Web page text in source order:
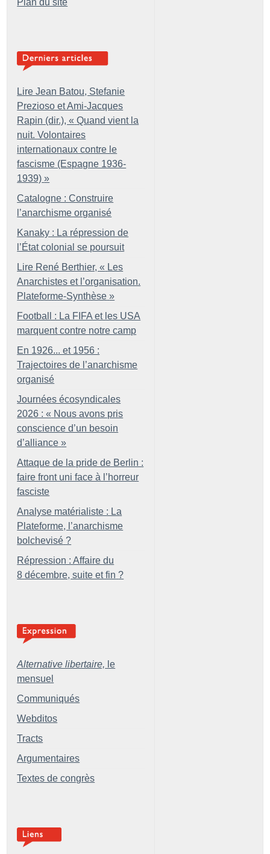
Plan du site
Lire Jean Batou, Stefanie
Prezioso et Ami-Jacques
Rapin (dir.), « Quand vient la
nuit. Volontaires
internationaux contre le
fascisme (Espagne 1936-
1939) »
Catalogne : Construire
l’anarchisme organisé
Kanaky : La répression de
l’État colonial se poursuit
Lire René Berthier, « Les
Anarchistes et l’organisation.
Plateforme-Synthèse »
Football : La FIFA et les USA
marquent contre notre camp
En 1926... et 1956 :
Trajectoires de l’anarchisme
organisé
Journées écosyndicales
2026 : « Nous avons pris
conscience d’un besoin
d’alliance »
Attaque de la pride de Berlin :
faire front uni face à l’horreur
fasciste
Analyse matérialiste : La
Plateforme, l’anarchisme
bolchevisé ?
Répression : Affaire du
8 décembre, suite et fin ?
Alternative libertaire, le
mensuel
Communiqués
Webditos
Tracts
Argumentaires
Textes de congrès